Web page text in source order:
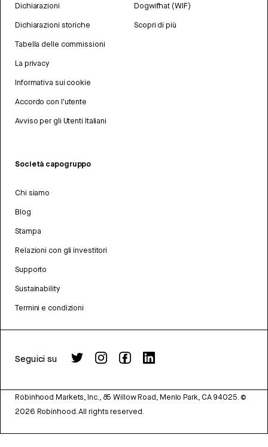
Dichiarazioni
Dichiarazioni storiche
Tabella delle commissioni
La privacy
Informativa sui cookie
Accordo con l'utente
Avviso per gli Utenti Italiani
Dogwifhat (WIF)
Scopri di più
Società capogruppo
Chi siamo
Blog
Stampa
Relazioni con gli investitori
Supporto
Sustainability
Termini e condizioni
Seguici su
Robinhood Markets, Inc., 85 Willow Road, Menlo Park, CA 94025. ©
2026 Robinhood. All rights reserved.